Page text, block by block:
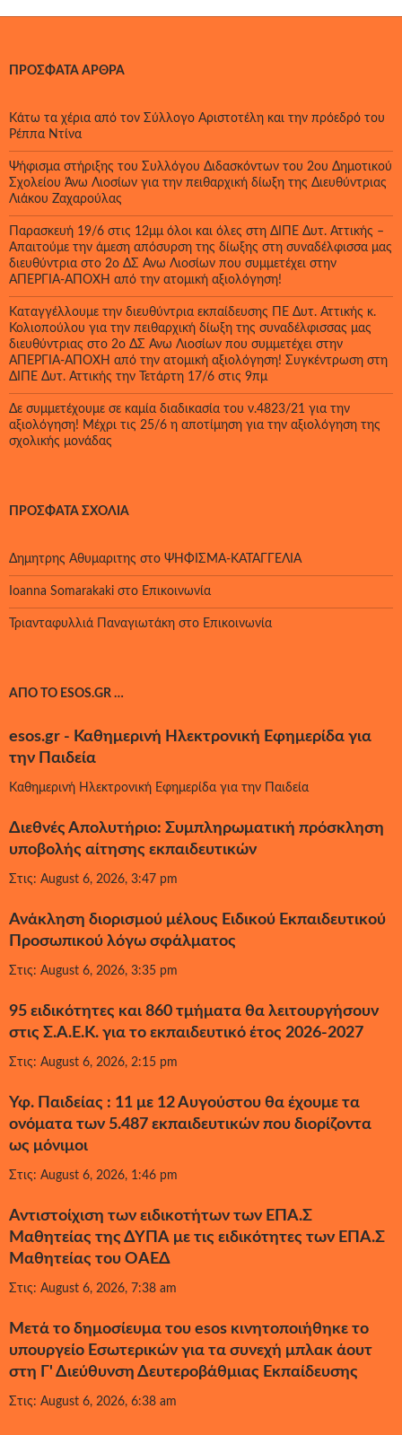
ΠΡΌΣΦΑΤΑ ΆΡΘΡΑ
Κάτω τα χέρια από τον Σύλλογο Αριστοτέλη και την πρόεδρό του
Ρέππα Ντίνα
Ψήφισμα στήριξης του Συλλόγου Διδασκόντων του 2ου Δημοτικού
Σχολείου Άνω Λιοσίων για την πειθαρχική δίωξη της Διευθύντριας
Λιάκου Ζαχαρούλας
Παρασκευή 19/6 στις 12μμ όλοι και όλες στη ΔΙΠΕ Δυτ. Αττικής –
Απαιτούμε την άμεση απόσυρση της δίωξης στη συναδέλφισσα μας
διευθύντρια στο 2ο ΔΣ Άνω Λιοσίων που συμμετέχει στην
ΑΠΕΡΓΙΑ-ΑΠΟΧΗ από την ατομική αξιολόγηση!
Καταγγέλλουμε την διευθύντρια εκπαίδευσης ΠΕ Δυτ. Αττικής κ.
Κολιοπούλου για την πειθαρχική δίωξη της συναδέλφισσας μας
διευθύντριας στο 2ο ΔΣ Άνω Λιοσίων που συμμετέχει στην
ΑΠΕΡΓΙΑ-ΑΠΟΧΗ από την ατομική αξιολόγηση! Συγκέντρωση στη
ΔΙΠΕ Δυτ. Αττικής την Τετάρτη 17/6 στις 9πμ
Δε συμμετέχουμε σε καμία διαδικασία του ν.4823/21 για την
αξιολόγηση! Μέχρι τις 25/6 η αποτίμηση για την αξιολόγηση της
σχολικής μονάδας
ΠΡΌΣΦΑΤΑ ΣΧΌΛΙΑ
Δημητρης Αθυμαριτης στο ΨΗΦΙΣΜΑ-ΚΑΤΑΓΓΕΛΙΑ
Ioanna Somarakaki στο Επικοινωνία
Τριανταφυλλιά Παναγιωτάκη στο Επικοινωνία
ΑΠΌ ΤΟ ESOS.GR …
esos.gr - Καθημερινή Ηλεκτρονική Εφημερίδα για
την Παιδεία
Καθημερινή Ηλεκτρονική Εφημερίδα για την Παιδεία
Διεθνές Απολυτήριο: Συμπληρωματική πρόσκληση
υποβολής αίτησης εκπαιδευτικών
Στις: August 6, 2026, 3:47 pm
Ανάκληση διορισμού μέλους Ειδικού Εκπαιδευτικού
Προσωπικού λόγω σφάλματος
Στις: August 6, 2026, 3:35 pm
95 ειδικότητες και 860 τμήματα θα λειτουργήσουν
στις Σ.Α.Ε.Κ. για το εκπαιδευτικό έτος 2026-2027
Στις: August 6, 2026, 2:15 pm
Υφ. Παιδείας : 11 με 12 Αυγούστου θα έχουμε τα
ονόματα των 5.487 εκπαιδευτικών που διορίζοντα
ως μόνιμοι
Στις: August 6, 2026, 1:46 pm
Αντιστοίχιση των ειδικοτήτων των ΕΠΑ.Σ
Μαθητείας της ΔΥΠΑ με τις ειδικότητες των ΕΠΑ.Σ
Μαθητείας του ΟΑΕΔ
Στις: August 6, 2026, 7:38 am
Μετά το δημοσίευμα του esos κινητοποιήθηκε το
υπουργείο Εσωτερικών για τα συνεχή μπλακ άουτ
στη Γ' Διεύθυνση Δευτεροβάθμιας Εκπαίδευσης
Στις: August 6, 2026, 6:38 am